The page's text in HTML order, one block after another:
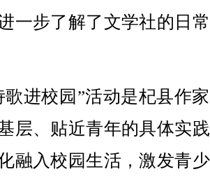
一步了解了文学社的日
校园”活动是杞县作
层、贴近青年的具体实
融入校园生活，激发青